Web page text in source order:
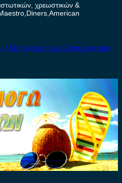
χρεωστικών &
Μεταχειρισμένα Ανταλλακτικά